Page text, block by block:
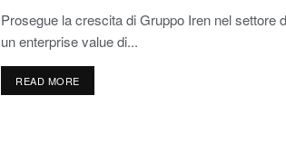
Prosegue la crescita di Gruppo Iren nel settore
un enterprise value di...
READ MORE